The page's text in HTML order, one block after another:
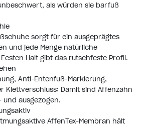
als würden sie barfuß
sorgt für ein ausgeprägtes
und jede Menge natürliche
Halt gibt das rutschfeste Profil.
Anti-Entenfuß-Markierung,
Klettverschluss: Damit sind Affenzahn
ausgezogen.
AffenTex-Membran hält